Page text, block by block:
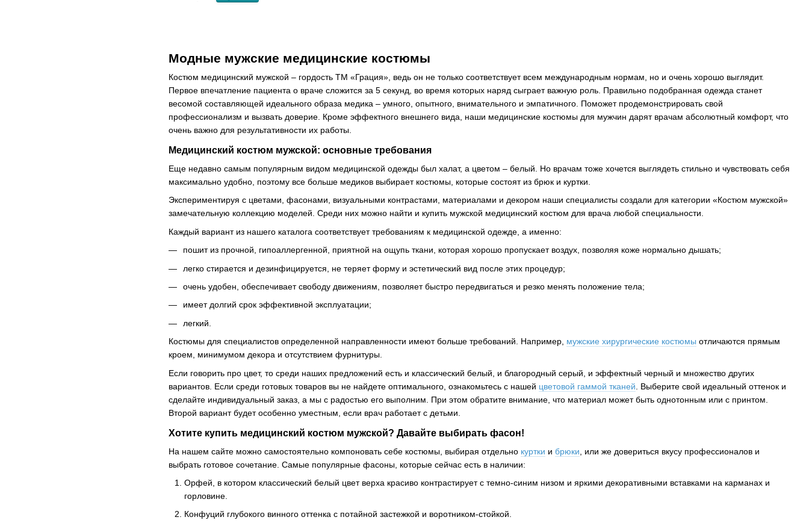
Модные мужские медицинские костюмы
Костюм медицинский мужской – гордость ТМ «Грация», ведь он не только соответствует всем международным нормам, но и очень хорошо выглядит.
Первое впечатление пациента о враче сложится за 5 секунд, во время которых наряд сыграет важную роль. Правильно подобранная одежда станет
весомой составляющей идеального образа медика – умного, опытного, внимательного и эмпатичного. Поможет продемонстрировать свой
профессионализм и вызвать доверие. Кроме эффектного внешнего вида, наши медицинские костюмы для мужчин дарят врачам абсолютный комфорт, что
очень важно для результативности их работы.
Медицинский костюм мужской: основные требования
Еще недавно самым популярным видом медицинской одежды был халат, а цветом – белый. Но врачам тоже хочется выглядеть стильно и чувствовать себя
максимально удобно, поэтому все больше медиков выбирает костюмы, которые состоят из брюк и куртки.
Экспериментируя с цветами, фасонами, визуальными контрастами, материалами и декором наши специалисты создали для категории «Костюм мужской»
замечательную коллекцию моделей. Среди них можно найти и купить мужской медицинский костюм для врача любой специальности.
Каждый вариант из нашего каталога соответствует требованиям к медицинской одежде, а именно:
пошит из прочной, гипоаллергенной, приятной на ощупь ткани, которая хорошо пропускает воздух, позволяя коже нормально дышать;
легко стирается и дезинфицируется, не теряет форму и эстетический вид после этих процедур;
очень удобен, обеспечивает свободу движениям, позволяет быстро передвигаться и резко менять положение тела;
имеет долгий срок эффективной эксплуатации;
легкий.
Костюмы для специалистов определенной направленности имеют больше требований. Например, мужские хирургические костюмы отличаются прямым
кроем, минимумом декора и отсутствием фурнитуры.
Если говорить про цвет, то среди наших предложений есть и классический белый, и благородный серый, и эффектный черный и множество других
вариантов. Если среди готовых товаров вы не найдете оптимального, ознакомьтесь с нашей цветовой гаммой тканей . Выберите свой идеальный оттенок и
сделайте индивидуальный заказ, а мы с радостью его выполним. При этом обратите внимание, что материал может быть однотонным или с принтом.
Второй вариант будет особенно уместным, если врач работает с детьми.
Хотите купить медицинский костюм мужской? Давайте выбирать фасон!
На нашем сайте можно самостоятельно компоновать себе костюмы, выбирая отдельно куртки и брюки , или же довериться вкусу профессионалов и
выбрать готовое сочетание. Самые популярные фасоны, которые сейчас есть в наличии:
Орфей, в котором классический белый цвет верха красиво контрастирует с темно-синим низом и яркими декоративными вставками на карманах и
горловине.
Конфуций глубокого винного оттенка с потайной застежкой и воротником-стойкой.